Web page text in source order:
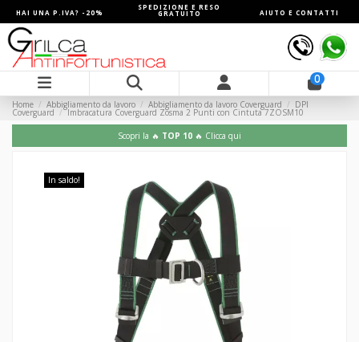
HAI UNA P.IVA? -20%
SPEDIZIONE E RESO
GRATUITO AIUTO E CONTATTI
0
Home Abbigliamento da lavoro Abbigliamento da lavoro Coverguard DPI
Coverguard Imbracatura Coverguard Zosma 2 Punti con Cintuta 7ZOSM10
Scopri la 🔥 TOP 10 🔥 Clicca qui
In saldo!